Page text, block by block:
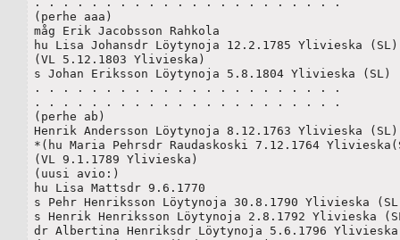
(perhe aaa)
måg Erik Jacobsson Rahkola
hu Lisa Johansdr Löytynoja 12.2.1785 Ylivieska (SL)
(VL 5.12.1803 Ylivieska)
s Johan Eriksson Löytynoja 5.8.1804 Ylivieska (SL)
. . . . . . . . . . . . . . . . . . . . . .
. . . . . . . . . . . . . . . . . . . . . .
(perhe ab)
Henrik Andersson Löytynoja 8.12.1763 Ylivieska (SL)
*(hu Maria Pehrsdr Raudaskoski 7.12.1764
(VL 9.1.1789 Ylivieska)
(uusi avio:)
hu Lisa Mattsdr 9.6.1770
s Pehr Henriksson Löytynoja 30.8.1790 Ylivieska
s Henrik Henriksson Löytynoja 2.8.1792 Ylivieska
dr Albertina Henriksdr Löytynoja 5.6.1796